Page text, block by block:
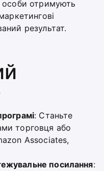
особи отримують
результат.
: Станьте
торговця або
Associates,
посилання: